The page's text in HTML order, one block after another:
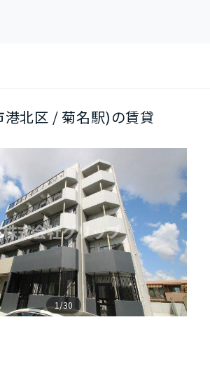
北区 / 菊名駅)の賃貸
1/30